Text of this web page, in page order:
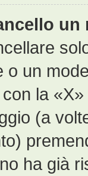
un
o un
la
(a
ha già